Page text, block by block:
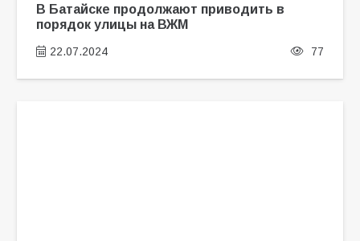
В Батайске продолжают приводить в
порядок улицы на ВЖМ
22.07.2024 77